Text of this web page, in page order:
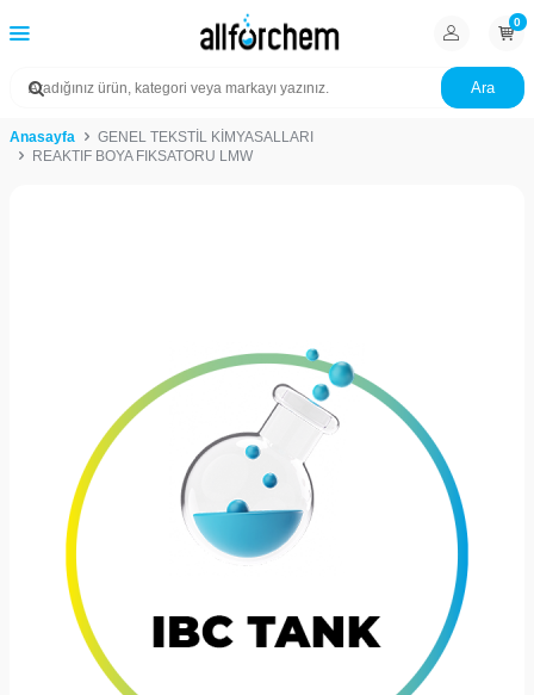
Ara
0
Anasayfa
GENEL TEKSTİL KİMYASALLARI
REAKTIF BOYA FIKSATORU LMW